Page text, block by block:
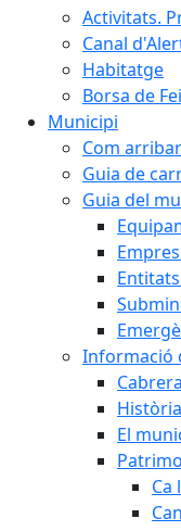
Activitats.
Canal
Habitatge
Borsa de
Municipi
Com
Guia de
Guia del
Informació
Història
El
Ca